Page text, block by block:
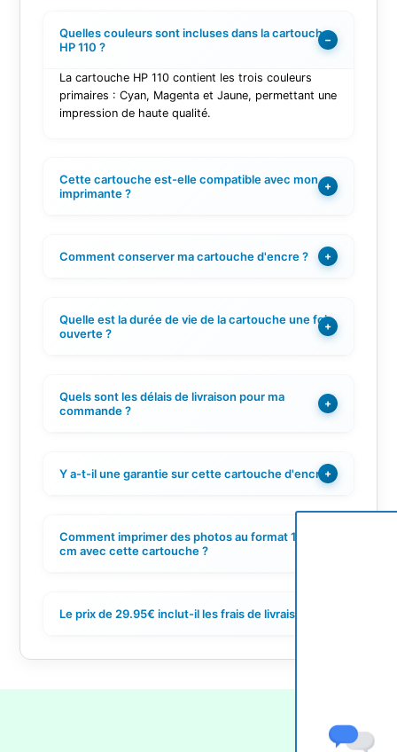
Quelles couleurs sont incluses dans la cartouche
HP 110 ?
−
La cartouche HP 110 contient les trois couleurs
primaires : Cyan, Magenta et Jaune, permettant une
impression de haute qualité.
Cette cartouche est-elle compatible avec mon
imprimante ?
+
Comment conserver ma cartouche d'encre ? +
Quelle est la durée de vie de la cartouche une fois
ouverte ?
+
Quels sont les délais de livraison pour ma
commande ?
+
Y a-t-il une garantie sur cette cartouche d'encre ?
+
Comment imprimer des photos au format 10x15
cm avec cette cartouche ?
Le prix de 29.95€ inclut-il les frais de livraison ?